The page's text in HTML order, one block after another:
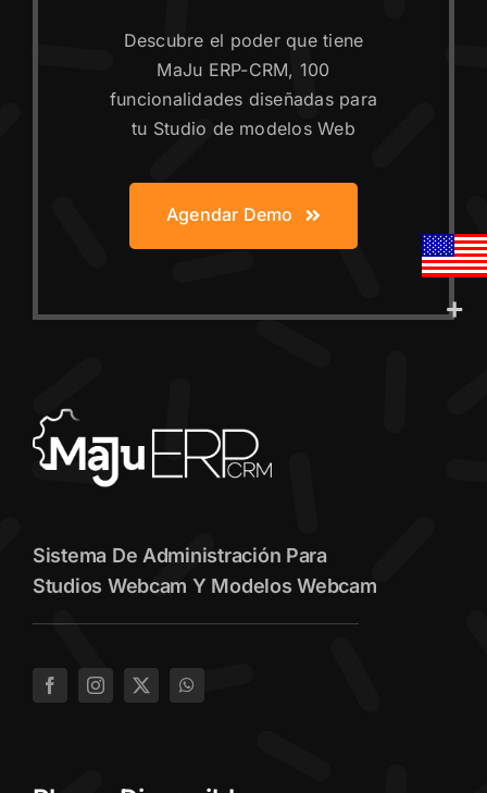
Descubre el poder que tiene
MaJu ERP-CRM, 100
funcionalidades diseñadas para
tu Studio de modelos Web
Agendar Demo
Sistema De Administración Para
Studios Webcam Y Modelos Webcam